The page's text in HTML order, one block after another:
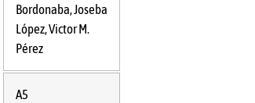
Bordonaba,Joseba
López,Victor M.
Pérez
A5